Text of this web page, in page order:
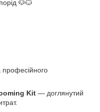
🐶🐱
Kit — доглянутий